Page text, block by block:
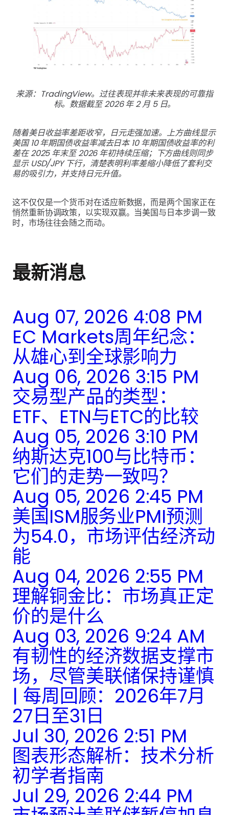
来源：TradingView。过往表现并非未来表现的可靠指
标。数据截至 2026 年 2 月 5 日。
随着美日收益率差距收窄，日元走强加速。上方曲线显示
美国 10 年期国债收益率减去日本 10 年期国债收益率的利
差在 2025 年末至 2026 年初持续压缩；下方曲线则同步
显示 USD/JPY 下行，清楚表明利率差缩小降低了套利交
易的吸引力，并支持日元升值。
这不仅仅是一个货币对在适应新数据，而是两个国家正在
悄然重新协调政策，以实现双赢。当美国与日本步调一致
时，市场往往会随之而动。
最新消息
Aug 07, 2026 4:08 PM
EC Markets周年纪念：
从雄心到全球影响力
Aug 06, 2026 3:15 PM
交易型产品的类型：
ETF、ETN与ETC的比较
Aug 05, 2026 3:10 PM
纳斯达克100与比特币：
它们的走势一致吗？
Aug 05, 2026 2:45 PM
美国ISM服务业PMI预测
为54.0，市场评估经济动
能
Aug 04, 2026 2:55 PM
理解铜金比：市场真正定
价的是什么
Aug 03, 2026 9:24 AM
有韧性的经济数据支撑市
场，尽管美联储保持谨慎
| 每周回顾：2026年7月
27日至31日
Jul 30, 2026 2:51 PM
图表形态解析：技术分析
初学者指南
Jul 29, 2026 2:44 PM